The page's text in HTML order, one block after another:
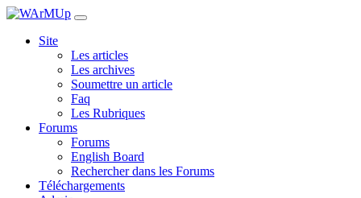
Site
Les articles
Les archives
Soumettre un article
Faq
Les Rubriques
Forums
Forums
English Board
Rechercher dans les Forums
Téléchargements